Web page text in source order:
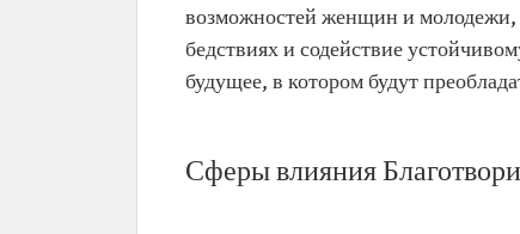
возможностей женщин и
бедствиях и содействие
будущее, в котором будут
Сферы влияния